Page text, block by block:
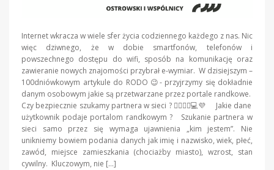
Internet wkracza w wiele sfer życia codziennego każdego z nas. Nic
więc dziwnego, że w dobie smartfonów, telefonów i
powszechnego dostępu do wifi, sposób na komunikację oraz
zawieranie nowych znajomości przybrał e-wymiar. W dzisiejszym –
100dniówkowym artykule do RODO 😉- przyjrzymy się dokładnie
danym osobowym jakie są przetwarzane przez portale randkowe.
Czy bezpiecznie szukamy partnera w sieci ? 👩‍❤️‍💋‍👨💻💜 Jakie dane
użytkownik podaje portalom randkowym ? Szukanie partnera w
sieci samo przez się wymaga ujawnienia „kim jestem”. Nie
unikniemy bowiem podania danych jak imię i nazwisko, wiek, płeć,
zawód, miejsce zamieszkania (chociażby miasto), wzrost, stan
cywilny. Kluczowym, nie […]